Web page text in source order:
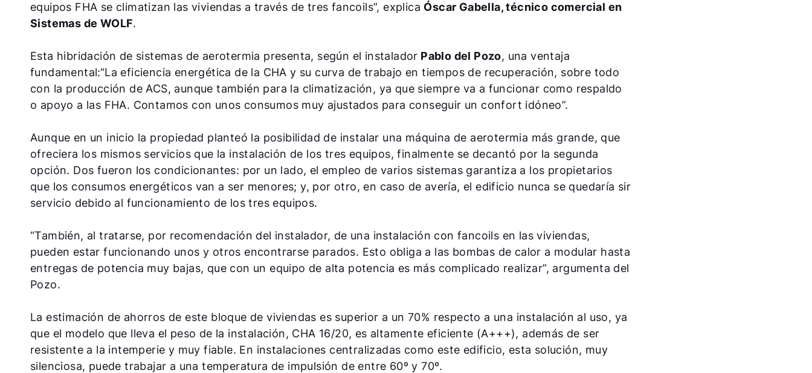
equipos FHA se climatizan las viviendas a través de tres fancoils”, explica Óscar Gabella, técnico comercial en
Sistemas de WOLF.
Esta hibridación de sistemas de aerotermia presenta, según el instalador Pablo del Pozo, una ventaja
fundamental:“La eficiencia energética de la CHA y su curva de trabajo en tiempos de recuperación, sobre todo
con la producción de ACS, aunque también para la climatización, ya que siempre va a funcionar como respaldo
o apoyo a las FHA. Contamos con unos consumos muy ajustados para conseguir un confort idóneo”.
Aunque en un inicio la propiedad planteó la posibilidad de instalar una máquina de aerotermia más grande, que
ofreciera los mismos servicios que la instalación de los tres equipos, finalmente se decantó por la segunda
opción. Dos fueron los condicionantes: por un lado, el empleo de varios sistemas garantiza a los propietarios
que los consumos energéticos van a ser menores; y, por otro, en caso de avería, el edificio nunca se quedaría sir
servicio debido al funcionamiento de los tres equipos.
“También, al tratarse, por recomendación del instalador, de una instalación con fancoils en las viviendas,
pueden estar funcionando unos y otros encontrarse parados. Esto obliga a las bombas de calor a modular hasta
entregas de potencia muy bajas, que con un equipo de alta potencia es más complicado realizar”, argumenta del
Pozo.
La estimación de ahorros de este bloque de viviendas es superior a un 70% respecto a una instalación al uso, ya
que el modelo que lleva el peso de la instalación, CHA 16/20, es altamente eficiente (A+++), además de ser
resistente a la intemperie y muy fiable. En instalaciones centralizadas como este edificio, esta solución, muy
silenciosa, puede trabajar a una temperatura de impulsión de entre 60º y 70º.
Olá!
Como podemos ajudá-lo?